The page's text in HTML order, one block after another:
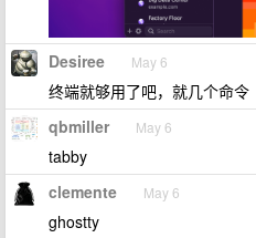
Desiree May 6
终端就够用了吧，就几个命令
qbmiller May 6
tabby
clemente May 6
ghostty